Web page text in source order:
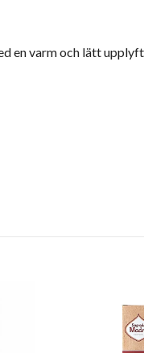
en varm och lätt